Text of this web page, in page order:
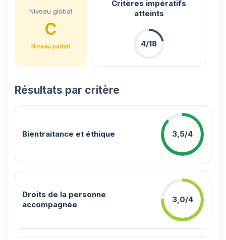
Niveau global
C
Niveau partiel
Critères impératifs
atteints
4/18
Résultats par critère
Bientraitance et éthique 3,5/4
Droits de la personne
accompagnée
3,0/4